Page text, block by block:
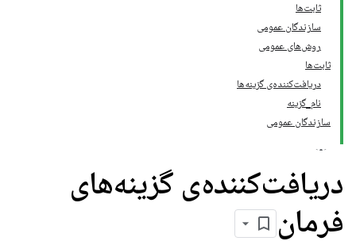
ثابت‌ها
سازندگان عمومی
روش‌های عمومی
ثابت‌ها
دریافت‌کننده‌ی گزینه‌ها
نام_گزینه
سازندگان عمومی
دریافت‌کننده‌ی گزینه‌های
فرمان